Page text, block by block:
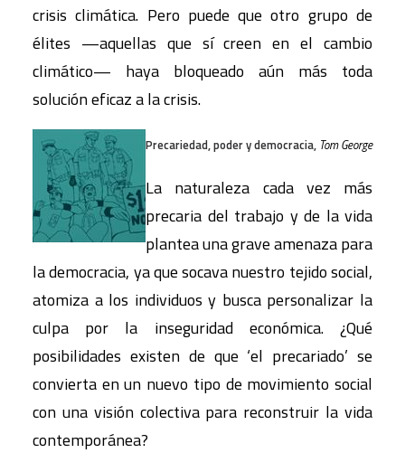
crisis climática. Pero puede que otro grupo de
élites —aquellas que sí creen en el cambio
climático— haya bloqueado aún más toda
solución eficaz a la crisis.
Precariedad, poder y democracia, Tom George
La naturaleza cada vez más
precaria del trabajo y de la vida
plantea una grave amenaza para
la democracia, ya que socava nuestro tejido social,
atomiza a los individuos y busca personalizar la
culpa por la inseguridad económica. ¿Qué
posibilidades existen de que ‘el precariado’ se
convierta en un nuevo tipo de movimiento social
con una visión colectiva para reconstruir la vida
contemporánea?